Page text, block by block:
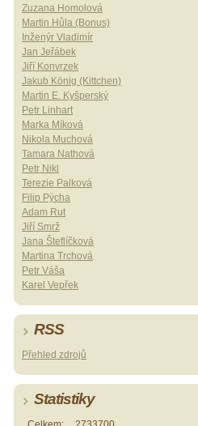
Zuzana Homolová
Martin Hůla (Bonus)
Inženýr Vladimír
Jan Jeřábek
Jiří Konvrzek
Jakub König (Kittchen)
Martin E. Kyšperský
Petr Linhart
Marka Míková
Nikola Muchová
Tamara Nathová
Petr Nikl
Terezie Palková
Filip Pýcha
Adam Rut
Jiří Smrž
Jana Šteflíčková
Martina Trchová
Petr Váša
Karel Vepřek
RSS
Přehled zdrojů
Statistiky